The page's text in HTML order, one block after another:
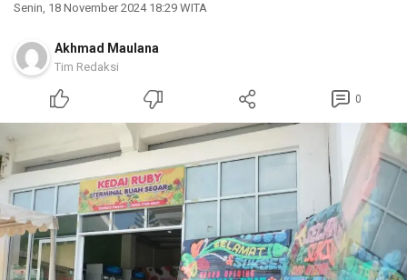
Senin, 18 November 2024 18:29 WITA
Akhmad Maulana
Tim Redaksi
0